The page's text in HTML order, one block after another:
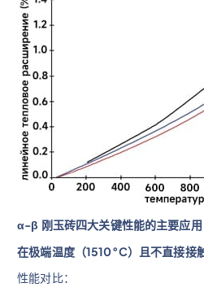
α-β 刚玉砖四大关键性能的主要应用
在极端温度（1510°C）且不直接接
性能对比：